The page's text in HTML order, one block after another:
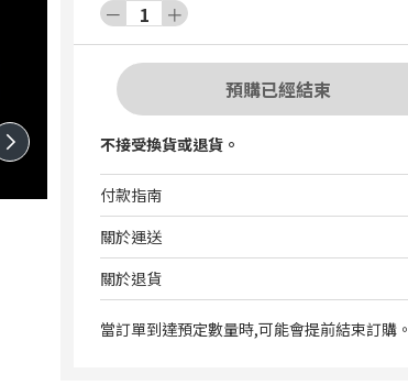
－ 1 ＋
預購已經結束
不接受換貨或退貨。
付款指南
關於運送
關於退貨
當訂單到達預定數量時,可能會提前結束訂購。